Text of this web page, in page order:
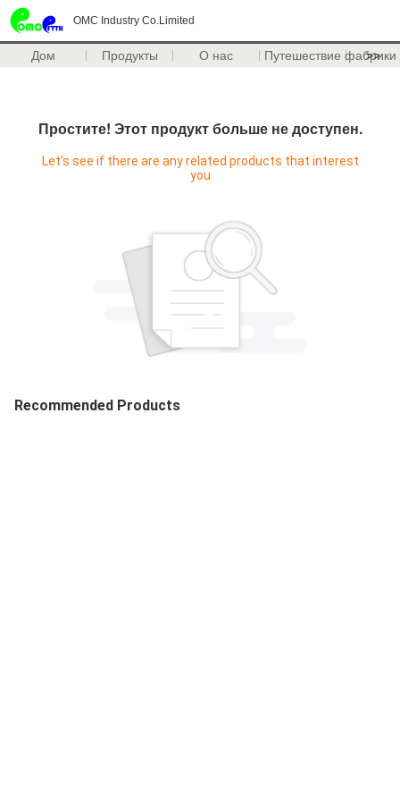
OMC Industry Co.Limited
Дом Продукты О нас Путешествие фабрики
>>
Простите! Этот продукт больше не доступен.
Let's see if there are any related products that interest
you
Recommended Products